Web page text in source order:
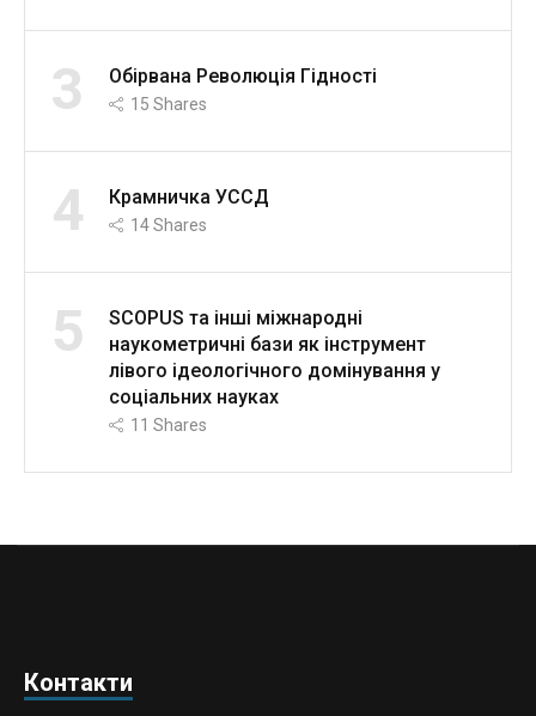
3 Обірвана Революція Гідності
15 Shares
4 Крамничка УССД
14Shares
5
SCOPUS та інші міжнародні
наукометричні бази як інструмент
лівого ідеологічного домінування у
соціальних науках
11 Shares
Контакти